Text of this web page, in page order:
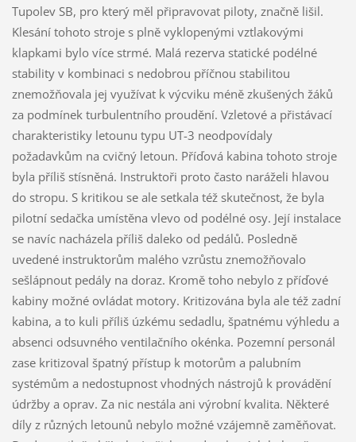
Tupolev SB, pro který měl připravovat piloty, značně lišil.
Klesání tohoto stroje s plně vyklopenými vztlakovými
klapkami bylo více strmé. Malá rezerva statické podélné
stability v kombinaci s nedobrou příčnou stabilitou
znemožňovala jej využívat k výcviku méně zkušených žáků
za podmínek turbulentního proudění. Vzletové a přistávací
charakteristiky letounu typu UT-3 neodpovídaly
požadavkům na cvičný letoun. Příďová kabina tohoto stroje
byla příliš stísněná. Instruktoři proto často naráželi hlavou
do stropu. S kritikou se ale setkala též skutečnost, že byla
pilotní sedačka umístěna vlevo od podélné osy. Její instalace
se navíc nacházela příliš daleko od pedálů. Posledně
uvedené instruktorům malého vzrůstu znemožňovalo
sešlápnout pedály na doraz. Kromě toho nebylo z příďové
kabiny možné ovládat motory. Kritizována byla ale též zadní
kabina, a to kuli příliš úzkému sedadlu, špatnému výhledu a
absenci odsuvného ventilačního okénka. Pozemní personál
zase kritizoval špatný přístup k motorům a palubním
systémům a nedostupnost vhodných nástrojů k provádění
údržby a oprav. Za nic nestála ani výrobní kvalita. Některé
díly z různých letounů nebylo možné vzájemně zaměňovat.